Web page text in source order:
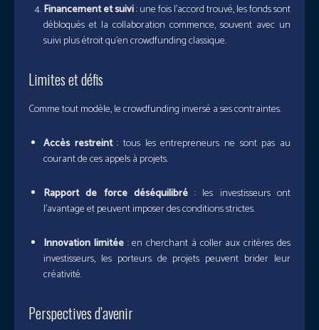
Financement et suivi: une fois l’accord trouvé, les fonds sont
débloqués et la collaboration commence, souvent avec un
suivi plus étroit qu’en crowdfunding classique.
Limites et défis
Comme tout modèle, le crowdfunding inversé a ses contraintes.
Accès restreint: tous les entrepreneurs ne sont pas au
courant de ces appels à projets.
Rapport de force déséquilibré: les investisseurs ont
l’avantage et peuvent imposer des conditions strictes.
Innovation limitée: en cherchant à coller aux critères des
investisseurs, les porteurs de projets peuvent brider leur
créativité.
Perspectives d’avenir